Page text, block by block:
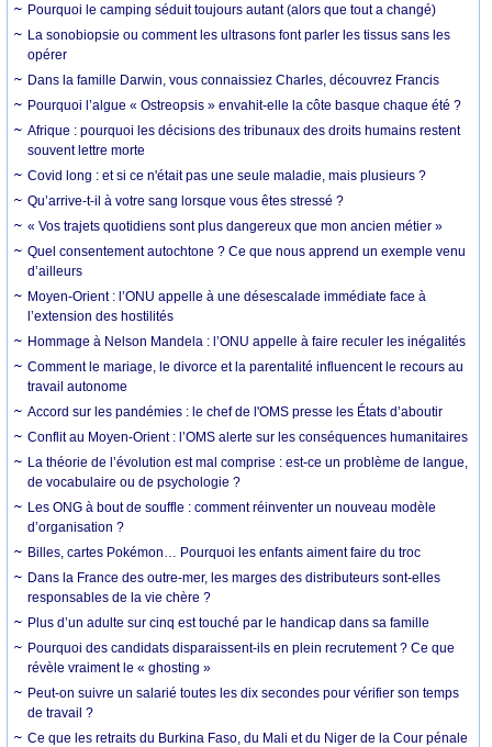
Pourquoi le camping séduit toujours autant (alors que tout a changé)
La sonobiopsie ou comment les ultrasons font parler les tissus sans les
opérer
Dans la famille Darwin, vous connaissiez Charles, découvrez Francis
Pourquoi l’algue « Ostreopsis » envahit-elle la côte basque chaque été ?
Afrique : pourquoi les décisions des tribunaux des droits humains restent
souvent lettre morte
Covid long : et si ce n'était pas une seule maladie, mais plusieurs ?
Qu’arrive-t-il à votre sang lorsque vous êtes stressé ?
« Vos trajets quotidiens sont plus dangereux que mon ancien métier »
Quel consentement autochtone ? Ce que nous apprend un exemple venu
d’ailleurs
Moyen-Orient : l’ONU appelle à une désescalade immédiate face à
l’extension des hostilités
Hommage à Nelson Mandela : l’ONU appelle à faire reculer les inégalités
Comment le mariage, le divorce et la parentalité influencent le recours au
travail autonome
Accord sur les pandémies : le chef de l'OMS presse les États d’aboutir
Conflit au Moyen-Orient : l’OMS alerte sur les conséquences humanitaires
La théorie de l’évolution est mal comprise : est-ce un problème de langue,
de vocabulaire ou de psychologie ?
Les ONG à bout de souffle : comment réinventer un nouveau modèle
d’organisation ?
Billes, cartes Pokémon… Pourquoi les enfants aiment faire du troc
Dans la France des outre-mer, les marges des distributeurs sont-elles
responsables de la vie chère ?
Plus d’un adulte sur cinq est touché par le handicap dans sa famille
Pourquoi des candidats disparaissent-ils en plein recrutement ? Ce que
révèle vraiment le « ghosting »
Peut-on suivre un salarié toutes les dix secondes pour vérifier son temps
de travail ?
Ce que les retraits du Burkina Faso, du Mali et du Niger de la Cour pénale